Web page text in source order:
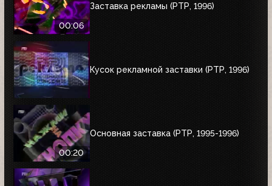
00:06
Заставка рекламы (РТР, 1996)
Кусок рекламной заставки (РТР, 1996)
00:20
Основная заставка (РТР, 1995-1996)